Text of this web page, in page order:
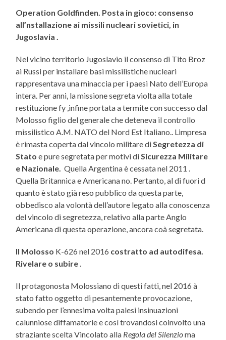
Operation Goldfinden. Posta in gioco: consenso
all’nstallazione ai missili nucleari sovietici, in
Jugoslavia .
Nel vicino territorio Jugoslavio il consenso di Tito Broz
ai Russi per installare basi missilistiche nucleari
rappresentava una minaccia per i paesi Nato dell’Europa
intera. Per anni, la missione segreta violta alla totale
restituzione fy ,infine portata a termite con successo dal
Molosso figlio del generale che deteneva il controllo
missilistico A.M. NATO del Nord Est Italiano.. Limpresa
è rimasta coperta dal vincolo militare diSegretezza di
Statoe pure segretata per motivi diSicurezza Militare
e Nazionale. Quella Argentina è cessata nel 2011 .
Quella Britannica e Americana no. Pertanto, al di fuori d
quanto è stato già reso pubblico da questa parte,
obbedisco ala volontà dell’autore legato alla conoscenza
del vincolo di segretezza, relativo alla parte Anglo
Americana di questa operazione, ancora coà segretata.
Il Molosso K-626 nel 2016 costratto ad autodifesa.
Rivelare o subire .
Il protagonosta Molossiano di questi fatti, nel 2016 à
stato fatto oggetto di pesantemente provocazione,
subendo per l’ennesima volta palesi insinuazioni
calunniose diffamatorie e così trovandosi coinvolto una
straziante scelta Vincolato alla Regola del Silenzioma